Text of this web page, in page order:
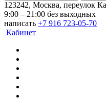
123242, Москва, переулок
9:00 – 21:00 без выходных
написать +7 916 723-05-70
Кабинет